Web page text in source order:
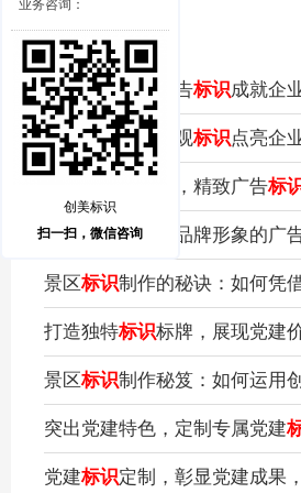
引爆潜力！让广告标识成就企
个性彰显！用景观标识点亮企
让品牌与时俱进，精致广告标
独具匠心，提升品牌形象的广
景区标识制作的秘诀：如何凭
打造独特标识标牌，展现党建
景区标识制作秘笈：如何运用
突出党建特色，定制专属党建
党建标识定制，彰显党建成果
业务咨询：
创美标识
扫一扫，微信咨询